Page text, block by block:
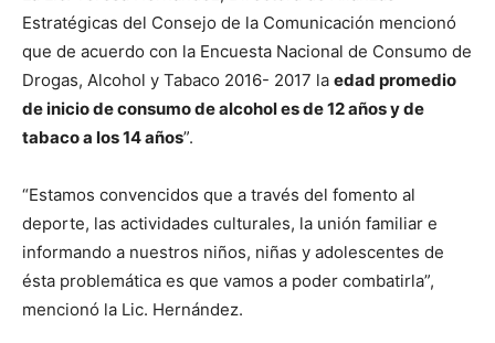
Estratégicas del Consejo de la Comunicación mencionó
que de acuerdo con la Encuesta Nacional de Consumo de
Drogas, Alcohol y Tabaco 2016- 2017 la edad promedio
de inicio de consumo de alcohol es de 12 años y de
tabaco a los 14 años”.
“Estamos convencidos que a través del fomento al
deporte, las actividades culturales, la unión familiar e
informando a nuestros niños, niñas y adolescentes de
ésta problemática es que vamos a poder combatirla”,
mencionó la Lic. Hernández.